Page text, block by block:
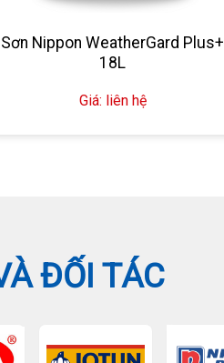
Sơn Nippon WeatherGard Plus+
18L
Giá: liên hệ
ĐỐI TÁC